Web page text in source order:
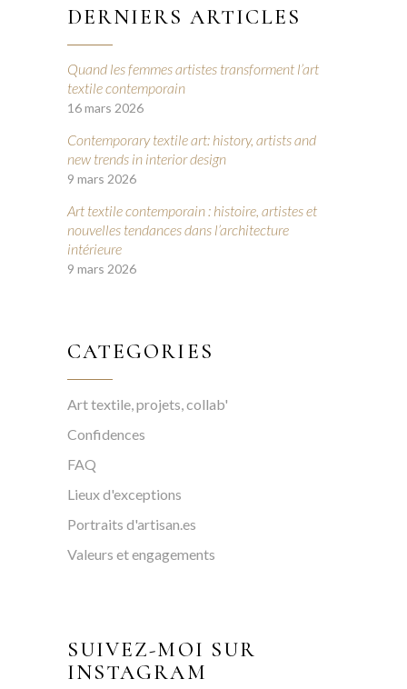
DERNIERS ARTICLES
Quand les femmes artistes transforment l’art
textile contemporain
16 mars 2026
Contemporary textile art: history, artists and
new trends in interior design
9 mars 2026
Art textile contemporain : histoire, artistes et
nouvelles tendances dans l’architecture
intérieure
9 mars 2026
CATEGORIES
Art textile, projets, collab'
Confidences
FAQ
Lieux d'exceptions
Portraits d'artisan.es
Valeurs et engagements
SUIVEZ-MOI SUR
INSTAGRAM